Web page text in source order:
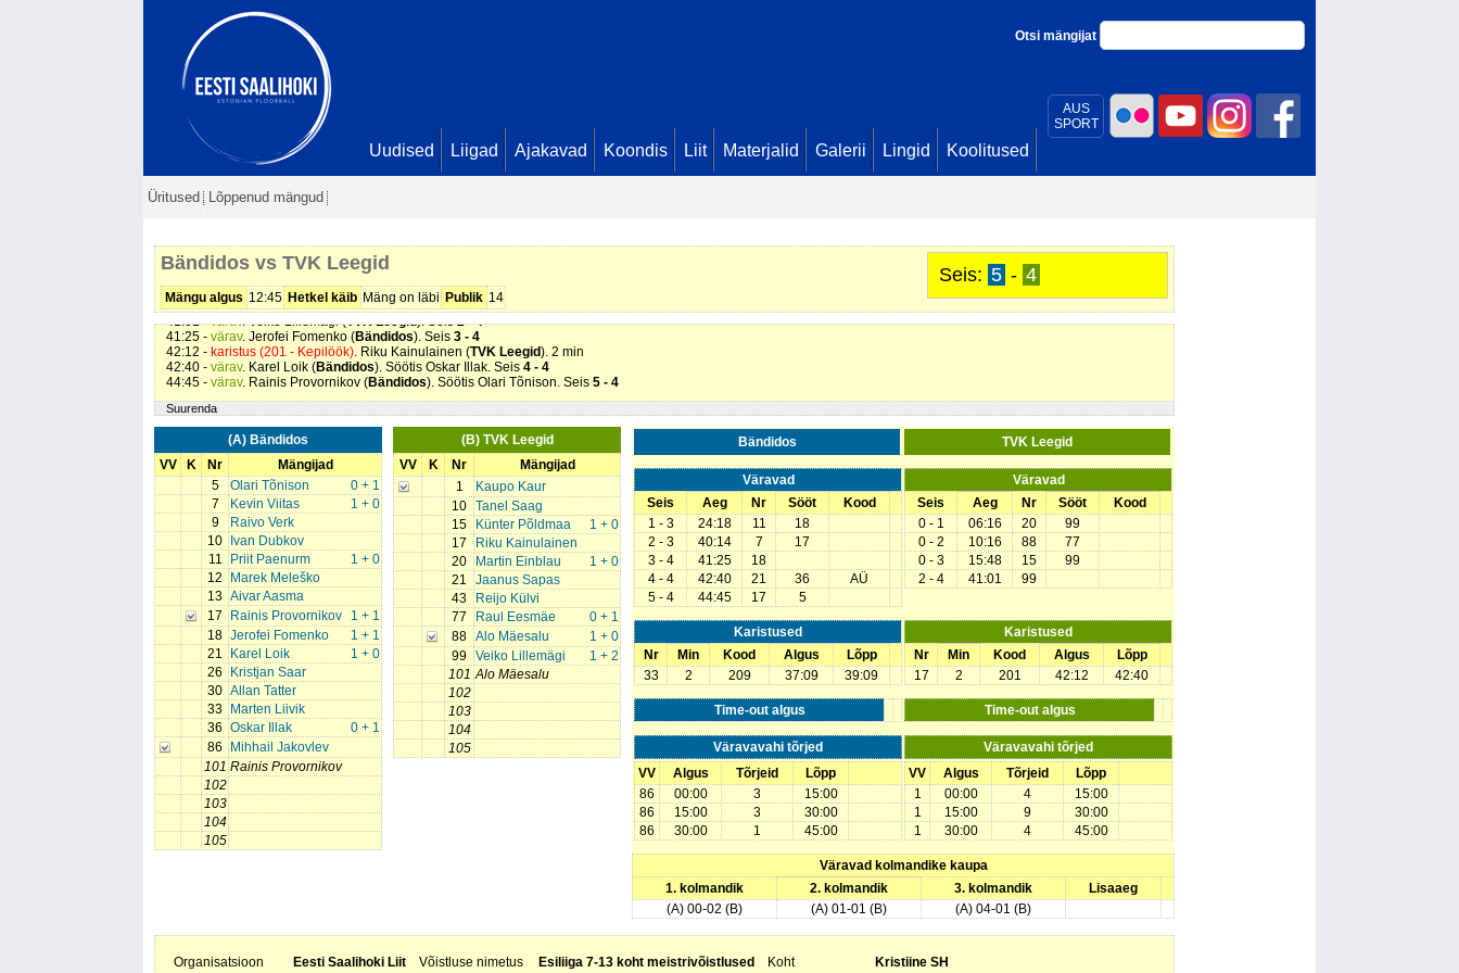
AUS
SPORT
Otsi mängijat
Uudised Liigad Ajakavad Koondis Liit Materjalid Galerii Lingid Koolitused
Üritused Lõppenud mängud
Seis: 5 - 4
Bändidos vs TVK Leegid
Mängu algus 12:45 Hetkel käib Mäng on läbi Publik 14
10:16 -värav. Alo Mäesalu (TVK Leegid). Söötis Raul Eesmäe. Seis0 - 2
15:48 - värav. Künter Põldmaa (TVK Leegid
Bändidos
37:09 -karistus (209 - Kinnihoidmine). Marten Liivik (Bändidos
40:14 -värav. Kevin Viitas (Bändidos). Söötis Rainis Provornikov. Seis
41:01 -värav. Veiko Lillemägi (TVK Leegid). Seis2 - 4
41:25 - värav. Jerofei Fomenko (Bändidos). Seis 3 - 4
42:12 - karistus (201 - Kepilöök). Riku Kainulainen (TVK Leegid). 2 min
42:40 - värav. Karel Loik (Bändidos). Söötis Oskar Illak. Seis 4 - 4
44:45 - värav. Rainis Provornikov (Bändidos). Söötis Olari Tõnison. Seis 5 - 4
Suurenda
(A) Bändidos
VV
K Nr
Mängijad
5
0 + 1
Olari Tõnison
7
1 + 0
Kevin Viitas
9
Raivo Verk
10
Ivan Dubkov
11
1 + 0
Priit Paenurm
12
Marek Meleško
13 Aivar Aasma
17
1 + 1
Rainis Provornikov
18
1 + 1
Jerofei Fomenko
21
1 + 0
Karel Loik
26
Kristjan Saar
30 Allan Tatter
33
Marten Liivik
36
0 + 1
Oskar Illak
86
Mihhail Jakovlev
101 Rainis Provornikov
102
103
104
105
(B) TVK Leegid
VV
K Nr
Mängijad
1
Kaupo Kaur
10 Tanel Saag
15
1 + 0
Künter Põldmaa
17
Riku Kainulainen
20
1 + 0
Martin Einblau
21
Jaanus Sapas
43
Reijo Külvi
77
0 + 1
Raul Eesmäe
88
1 + 0
Alo Mäesalu
99
1 + 2
Veiko Lillemägi
101 Alo Mäesalu
102
103
104
105
Bändidos TVK Leegid
Väravad
Seis
Aeg Nr Sööt
Kood
1 - 3
24:18 11
18
2 - 3
40:14 7
17
3 - 4
41:25
18
4 - 4
42:40 21 36
AÜ
5 - 4
44:45 17 5
Väravad
Seis
Aeg Nr Sööt
Kood
0 - 1
06:16 20
99
0 - 2
10:16 88
77
0 - 3
15:48 15
99
2 - 4
41:01 99
Karistused
Nr
Min Kood Algus
Lõpp
33
2 209 37:09 39:09
Karistused
Nr
Min Kood Algus
Lõpp
17
2 201 42:12 42:40
Time-out algus Time-out algus
Väravavahi tõrjed
Väravavahi tõrjed
VV
Algus Tõrjeid
Lõpp
86
00:00 3
15:00
86
15:00 3
30:00
86
30:00 1 45:00
VV Algus Tõrjeid
Lõpp
1
00:00 4
15:00
1
15:00 9
30:00
1
30:00 4 45:00
Väravad kolmandike kaupa
1. kolmandik
2. kolmandik 3. kolmandik
Lisaaeg
(A) 00-02 (B)
(A) 01-01 (B) (A) 04-01 (B)
Organisatsioon Eesti Saalihoki Liit Võistluse nimetus Esiliiga 7-13 koht meistrivõistlused Koht Kristiine SH